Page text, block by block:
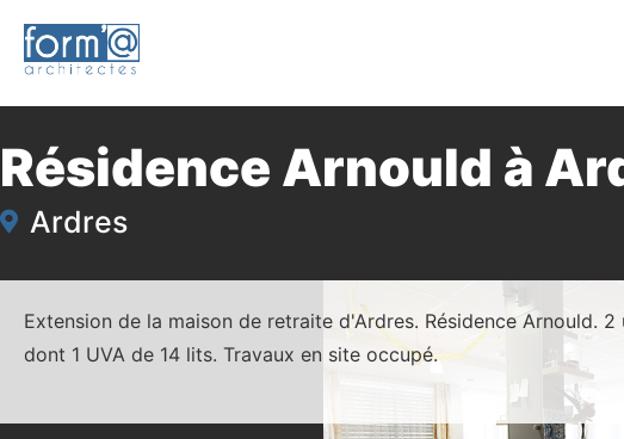
Résidence Arnould à
Ardres
Extension de la maison de retraite d'Ardres. Résidence Arnould. 2
dont 1 UVA de 14 lits. Travaux en site occupé.